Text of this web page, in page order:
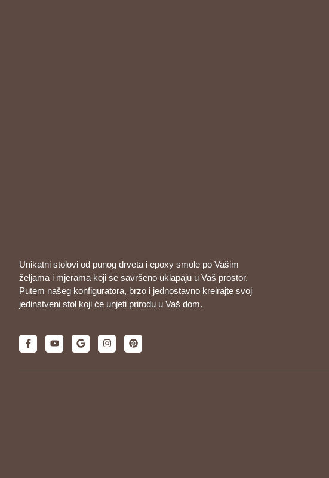
Unikatni stolovi od punog drveta i epoxy smole po Vašim
željama i mjerama koji se savršeno uklapaju u Vaš prostor.
Putem našeg konfiguratora, brzo i jednostavno kreirajte svoj
jedinstveni stol koji će unjeti prirodu u Vaš dom.